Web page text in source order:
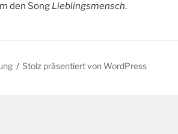
den Song Lieblingsmensch.
Stolz präsentiert von WordPress